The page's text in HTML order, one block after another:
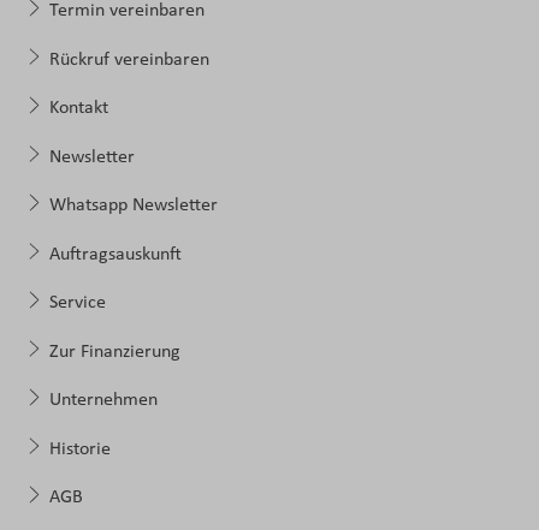
Termin vereinbaren
Rückruf vereinbaren
Kontakt
Newsletter
Whatsapp Newsletter
Auftragsauskunft
Service
Zur Finanzierung
Unternehmen
Historie
AGB